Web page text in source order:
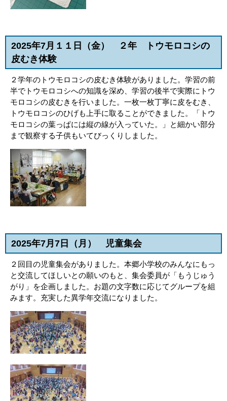
2025年7月１１日（金） ２年 トウモロコシの
皮むき体験
２学年のトウモロコシの皮むき体験がありました。学習の前
半でトウモロコシへの知識を深め、学習の後半で実際にトウ
モロコシの皮むきを行いました。一枚一枚丁寧に皮をむき、
トウモロコシのひげも上手に取ることができました。「トウ
モロコシの葉っぱには縦の線が入っていた。」と細かい部分
まで観察する子供もいてびっくりしました。
2025年7月7日（月 ） 児童集会
２回目の児童集会がありました。本郷小学校のみんなにもっ
と交流してほしいとの願いのもと、集会委員が「もうじゅう
がり」を企画しました。お題の文字数に応じてグループを組
みます。充実した異学年交流になりました。